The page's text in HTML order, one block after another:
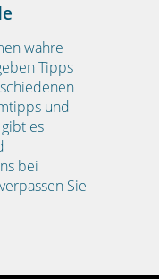
wahre
Tipps
und
es
bei
Sie